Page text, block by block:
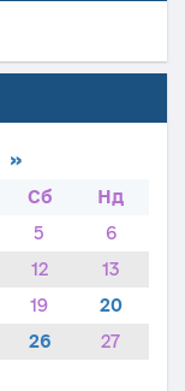
»
Сб
Нд
5
6
12
13
19
20
26
27